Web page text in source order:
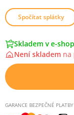
Spočítat splátky
Skladem v e-
Není skladem na
GARANCE BEZPEČNÉ PLATBY